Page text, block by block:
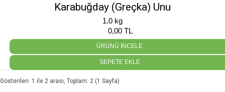
Karabuğday (Greçka) Unu
1.0 kg
0,00 TL
ÜRÜNÜ İNCELE
SEPETE EKLE
Gösterilen: 1 ile 2 arası, Toplam: 2 (1 Sayfa)